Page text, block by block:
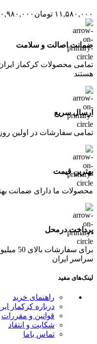
۱۱,۵۸۰,۰۰۰ تومان
ضمانت اصالت و سلامت
تمامی محصولات کرکماز
هستند
ارسال سریع
تمامی سفارشات در اولین
بهترین قیمت
محصولات ما دارای ضمانت
پرداخت درمحل
برای
سراسر ایران
لینک‌های مفید
راهنمای خرید
درباره کرکماز
قوانین و مقررات
شکایت و انتقاد
تماس باما